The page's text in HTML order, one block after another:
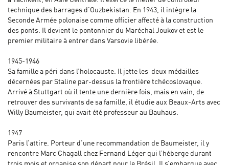
technique des barrages d’Ouzbekistan. En 1943, il intègre la
Seconde Armée polonaise comme officier affecté à la construction
des ponts. Il devient le pontonnier du Maréchal Joukov et est le
premier militaire à entrer dans Varsovie libérée.
1945-1946
Sa famille a péri dans l’holocauste. Il jette les deux médailles
décernées par Staline par-dessus la frontière tchécoslovaque.
Arrivé à Stuttgart où il tente une dernière fois, mais en vain, de
retrouver des survivants de sa famille, il étudie aux Beaux-Arts avec
Willy Baumeister, qui avait été professeur au Bauhaus.
1947
Paris l’attire. Porteur d’une recommandation de Baumeister, il y
rencontre Marc Chagall chez Fernand Léger qui l’héberge durant